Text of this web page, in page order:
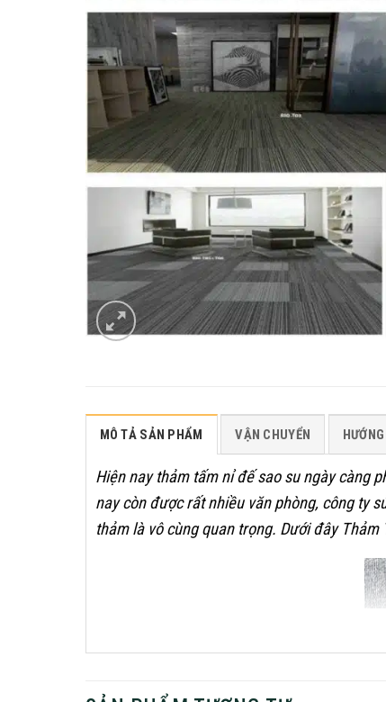
MÔ TẢ SẢN PHẨM VẬN CHUYỂN
Hiện nay thảm tấm nỉ đế sao su ngày càng
nay còn được rất nhiều văn phòng, công ty
thảm là vô cùng quan trọng. Dưới đây